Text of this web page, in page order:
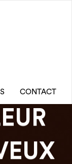
CONTACT